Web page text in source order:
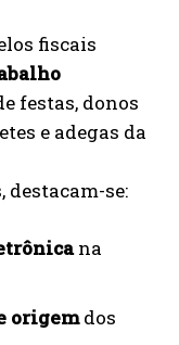
fiscais
festas, donos
e adegas da
se:
na
origemdos